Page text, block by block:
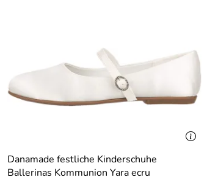
Danamade festliche Kinderschuhe
Ballerinas Kommunion Yara ecru